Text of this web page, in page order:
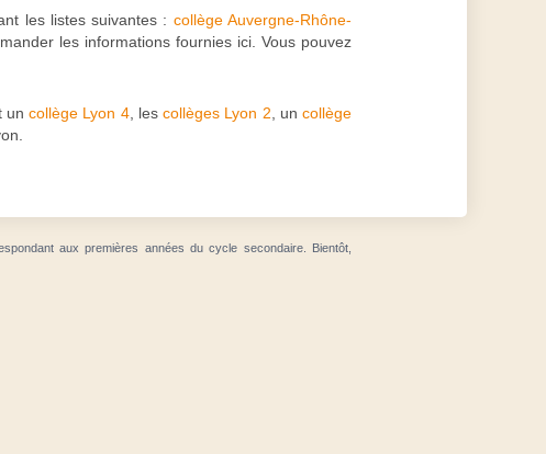
les listes suivantes : collège Auvergne-Rhône-
les informations fournies ici. Vous pouvez
uncollège Lyon 4, lescollèges Lyon 2 , uncollège
aux premières années du cycle secondaire. Bientôt,